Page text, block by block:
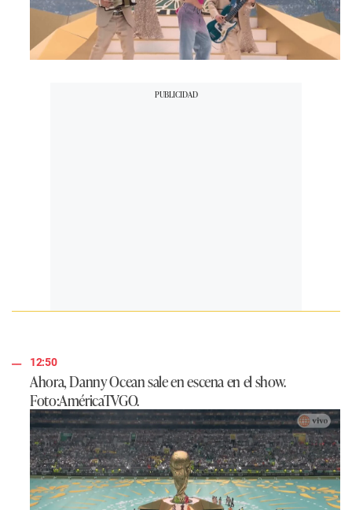
12:50
Ahora, Danny Ocean sale en escena en el show.
Foto:AméricaTVGO.